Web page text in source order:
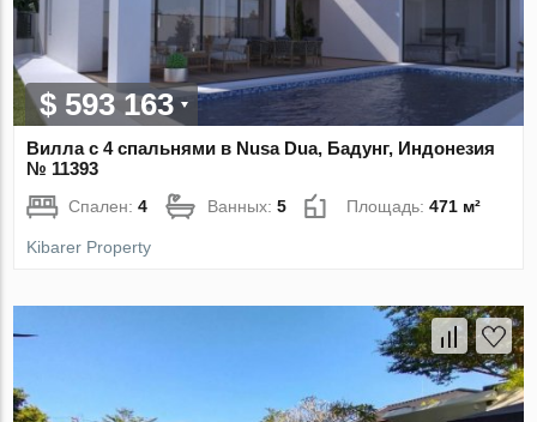
$ 593 163
Вилла с 4 спальнями в Nusa Dua, Бадунг, Индонезия
№ 11393
Спален:4 Ванных:5 Площадь:471 м²
Kibarer Property